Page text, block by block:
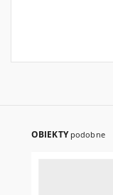
OBIEKTY podobne